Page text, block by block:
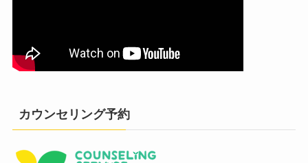
カウンセリング予約